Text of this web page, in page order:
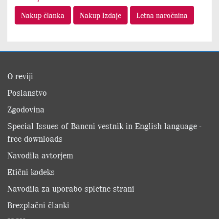
Nakup članka Nakup Izdaje Letna naročnina
O reviji
Poslanstvo
Zgodovina
Special Issues of Bancni vestnik in English language -
free downloads
Navodila avtorjem
Etični kodeks
Navodila za uporabo spletne strani
Brezplačni članki